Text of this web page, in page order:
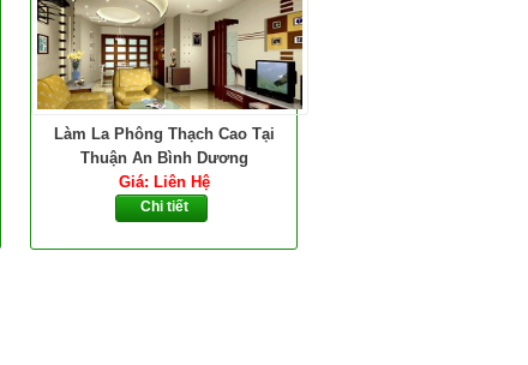
Làm La Phông Thạch Cao Tại
Thuận An Bình Dương
Giá: Liên Hệ
Chi tiết